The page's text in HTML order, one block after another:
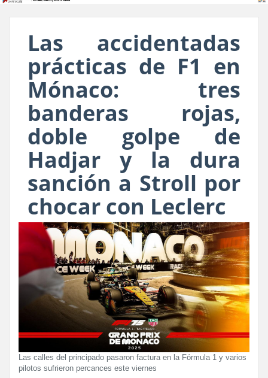
Las accidentadas
prácticas de F1 en
Mónaco: tres
banderas rojas,
doble golpe de
Hadjar y la dura
sanción a Stroll por
chocar con Leclerc
Las calles del principado pasaron factura en la Fórmula 1 y varios
pilotos sufrieron percances este viernes